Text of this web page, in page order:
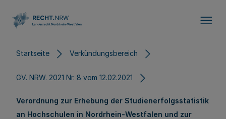
Startseite Verkündungsbereich
GV. NRW. 2021 Nr. 8 vom 12.02.2021
Verordnung zur Erhebung der Studienerfolgsstatistik
an Hochschulen in Nordrhein-Westfalen und zur